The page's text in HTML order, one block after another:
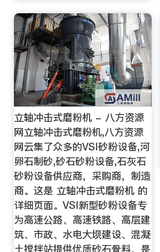
立轴冲击式磨粉机 - 八方资源
网立轴冲击式磨粉机,八方资源
网云集了众多的VSI砂粉设备,河
卵石制砂,砂石砂粉设备,石灰石
砂粉设备供应商，采购商，制造
商。这是 立轴冲击式磨粉机 的
详细页面。VSI新型砂粉设备专
为高速公路、高速铁路、高层建
筑、市政、水电大坝建设、混凝